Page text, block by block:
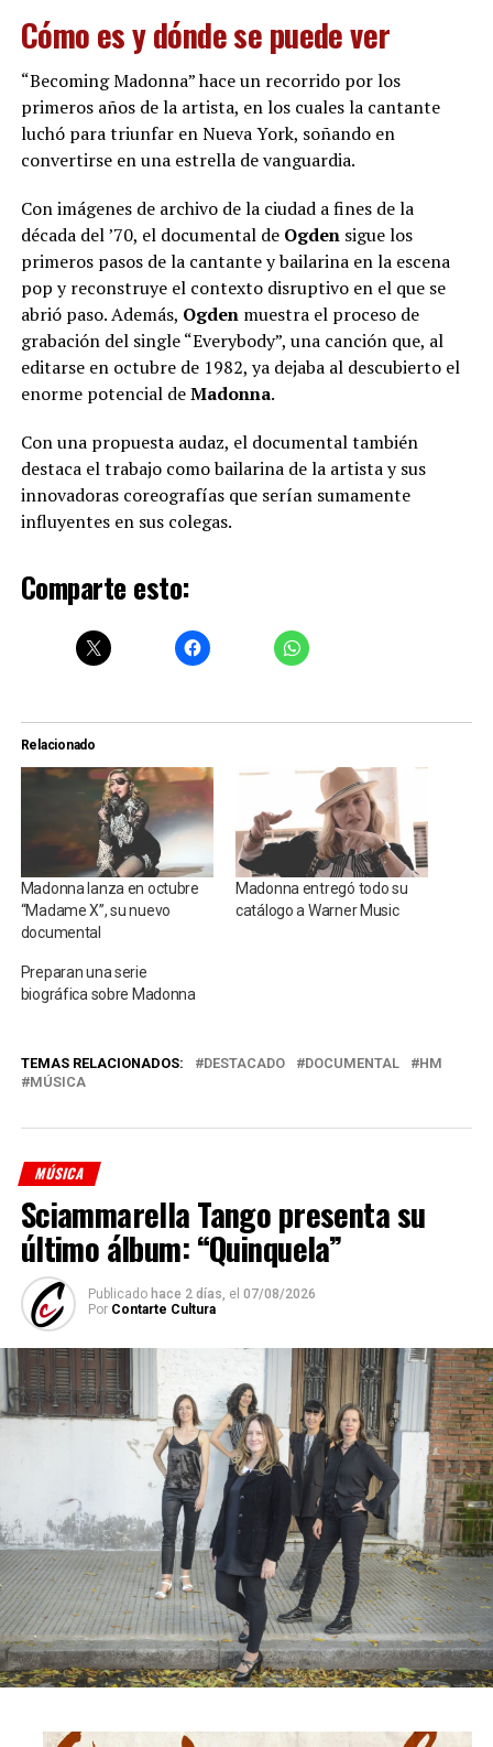
Cómo es y dónde se puede ver
“Becoming Madonna” hace un recorrido por los
primeros años de la artista, en los cuales la cantante
luchó para triunfar en Nueva York, soñando en
convertirse en una estrella de vanguardia.
Con imágenes de archivo de la ciudad a fines de la
década del ’70, el documental de Ogdensigue los
primeros pasos de la cantante y bailarina en la escena
pop y reconstruye el contexto disruptivo en el que se
abrió paso. Además, Ogdenmuestra el proceso de
grabación del single “Everybody”, una canción que, al
editarse en octubre de 1982, ya dejaba al descubierto el
enorme potencial deMadonna.
Con una propuesta audaz, el documental también
destaca el trabajo como bailarina de la artista y sus
innovadoras coreografías que serían sumamente
influyentes en sus colegas.
Comparte esto:
Relacionado
Madonna lanza en octubre
“Madame X”, su nuevo
documental
Madonna entregó todo su
catálogo a Warner Music
Preparan una serie
biográfica sobre Madonna
TEMAS RELACIONADOS: DESTACADO DOCUMENTAL
HM
MÚSICA
MÚSICA
Sciammarella Tango presenta su
último álbum: “Quinquela”
Publicado hace 2 días, el 07/08/2026
Por Contarte Cultura